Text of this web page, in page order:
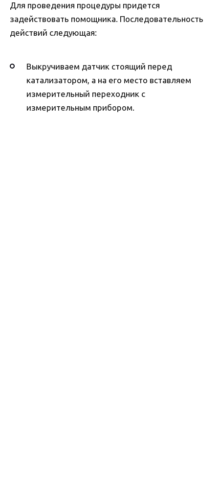
Для проведения процедуры придется
задействовать помощника. Последовательность
действий следующая:
Выкручиваем датчик стоящий перед
катализатором, а на его место вставляем
измерительный переходник с
измерительным прибором.